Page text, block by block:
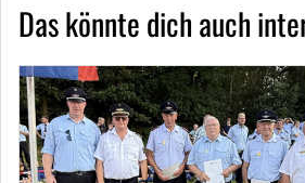
Das könnte dich auch